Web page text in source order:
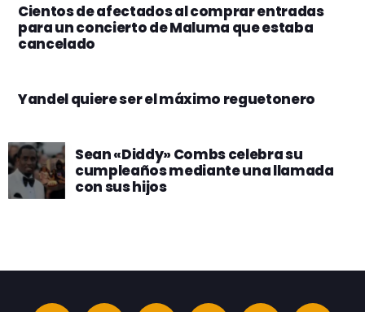
Cientos de afectados al comprar entradas
para un concierto de Maluma que estaba
cancelado
Yandel quiere ser el máximo reguetonero
Sean «Diddy» Combs celebra su
cumpleaños mediante una llamada
con sus hijos